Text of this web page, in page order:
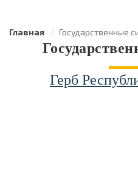
Главная Государственные
Герб